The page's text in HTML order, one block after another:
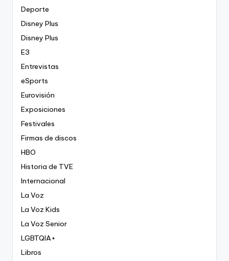
Deporte
Disney Plus
Disney Plus
E3
Entrevistas
eSports
Eurovisión
Exposiciones
Festivales
Firmas de discos
HBO
Historia de TVE
Internacional
La Voz
La Voz Kids
La Voz Senior
LGBTQIA+
Libros